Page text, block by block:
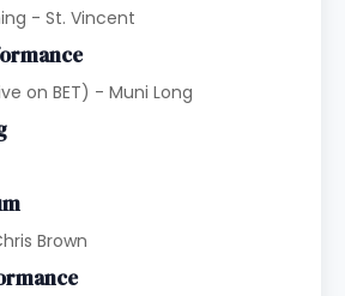
- St. Vincent
on BET) - Muni Long
Brown